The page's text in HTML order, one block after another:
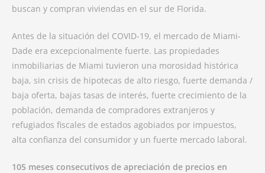
buscan y compran viviendas en el sur de Florida.
Antes de la situación del COVID-19, el mercado de Miami-
Dade era excepcionalmente fuerte. Las propiedades
inmobiliarias de Miami tuvieron una morosidad histórica
baja, sin crisis de hipotecas de alto riesgo, fuerte demanda /
baja oferta, bajas tasas de interés, fuerte crecimiento de la
población, demanda de compradores extranjeros y
refugiados fiscales de estados agobiados por impuestos,
alta confianza del consumidor y un fuerte mercado laboral.
105 meses consecutivos de apreciación de precios en